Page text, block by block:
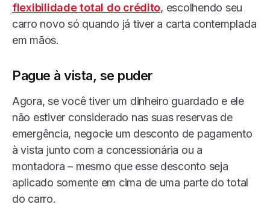
flexibilidade total do crédito, escolhendo seu
carro novo só quando já tiver a carta contemplada
em mãos.
Pague à vista, se puder
Agora, se você tiver um dinheiro guardado e ele
não estiver considerado nas suas reservas de
emergência, negocie um desconto de pagamento
à vista junto com a concessionária ou a
montadora – mesmo que esse desconto seja
aplicado somente em cima de uma parte do total
do carro.